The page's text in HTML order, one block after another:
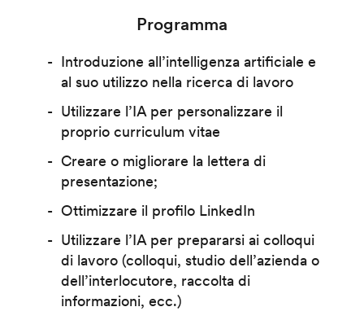
Programma
Introduzione all’intelligenza artificiale e
al suo utilizzo nella ricerca di lavoro
Utilizzare l’IA per personalizzare il
proprio curriculum vitae
Creare o migliorare la lettera di
presentazione;
Ottimizzare il profilo LinkedIn
Utilizzare l’IA per prepararsi ai colloqui
di lavoro (colloqui, studio dell’azienda o
dell’interlocutore, raccolta di
informazioni, ecc.)